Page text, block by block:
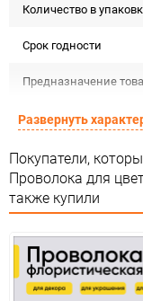
Количество в
Срок годности
Предназначение
Сертификация
Особые условия
Минимальное
Единица измерения
Развернуть
Покупатели,
Проволока для
также купили